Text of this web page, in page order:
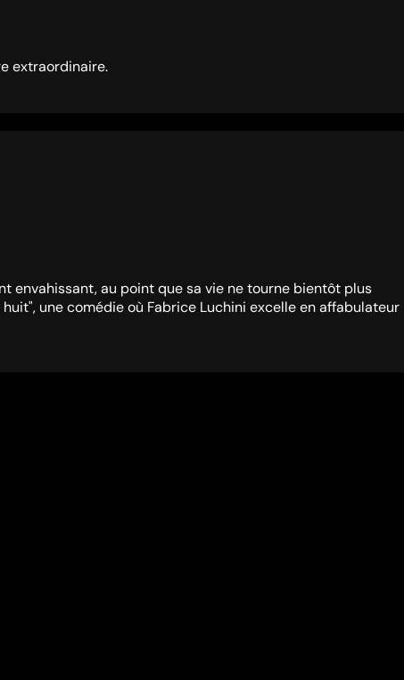
extraordinaire.
envahissant, au point que sa vie ne tourne bientôt plus
une comédie où Fabrice Luchini excelle en affabulateur